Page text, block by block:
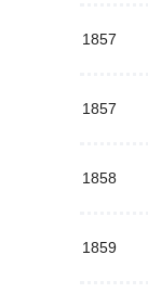
1857
1857
1858
1859